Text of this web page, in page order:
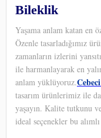
Bileklik
Yaşama anlam katan en
Özenle tasarladığımız
zamanların izlerini
ile harmanlayarak en
anlam yüklüyoruz.
tasarım ürünlerimiz ile
yaşayın. Kalite tutkunu
ideal seçenekler bu